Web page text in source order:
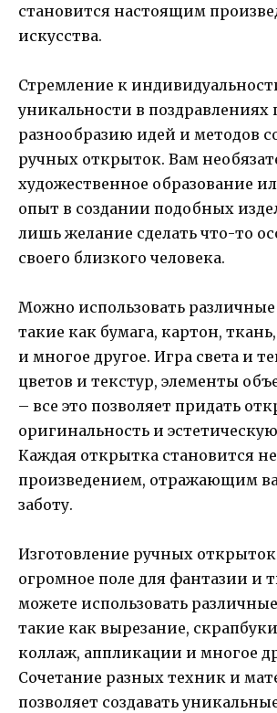
становится настоящим
искусства.
Стремление к
уникальности в поздравлениях
разнообразию идей и методов
ручных открыток. Вам
художественное образование
опыт в создании подобных
лишь желание сделать что-то
своего близкого человека.
Можно использовать
такие как бумага, картон,
и многое другое. Игра света и
цветов и текстур, элементы
– все это позволяет придать
оригинальность и
Каждая открытка становится
произведением, отражающим
заботу.
Изготовление ручных
огромное поле для фантазии и
можете использовать
такие как вырезание,
коллаж, аппликации и многое
Сочетание разных техник и
позволяет создавать